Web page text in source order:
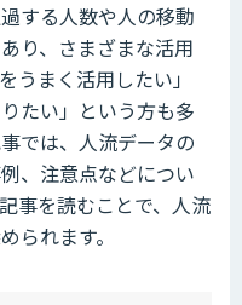
する人数や人の移動
り、さまざまな活用
うまく活用したい」
たい」という方も多
では、人流データの
、注意点などについ
事を読むことで、人流
られます。